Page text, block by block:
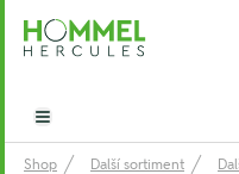
Hommel Hercules
Open main menu
Shop Další sortiment